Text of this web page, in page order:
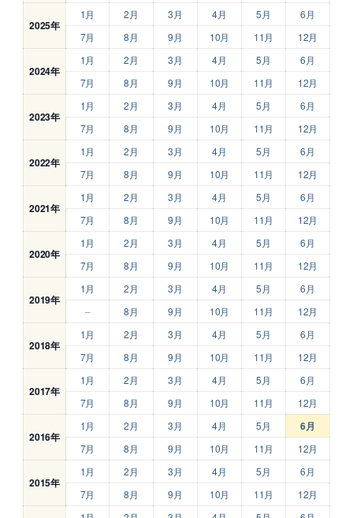
2025年
1月 2月 3月 4月 5月
6月
7月
8月 9月 10月 11月 12月
2024年
1月 2月 3月 4月 5月
6月
7月
8月 9月 10月 11月 12月
2023年
1月 2月 3月 4月 5月
6月
7月
8月 9月 10月 11月 12月
2022年
1月 2月 3月 4月 5月
6月
7月
8月 9月 10月 11月 12月
2021年
1月 2月 3月 4月 5月
6月
7月
8月 9月 10月 11月 12月
2020年
1月 2月 3月 4月 5月
6月
7月
8月 9月 10月 11月 12月
2019年
1月 2月 3月 4月 5月
6月
–
8月 9月 10月 11月 12月
2018年
1月 2月 3月 4月 5月
6月
7月
8月 9月 10月 11月 12月
2017年
1月 2月 3月 4月 5月
6月
7月
8月 9月 10月 11月 12月
2016年
1月 2月 3月 4月 5月 6月
7月 8月 9月 10月 11月 12月
2015年
1月 2月 3月 4月 5月
6月
7月
8月 9月 10月 11月 12月